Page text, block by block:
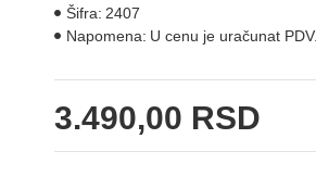
3.490,00 RSD
Šifra: 2407
Napomena: U cenu je uračunat PDV.